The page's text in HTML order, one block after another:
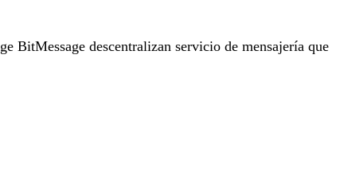
BitMessage descentralizan servicio de mensajería que